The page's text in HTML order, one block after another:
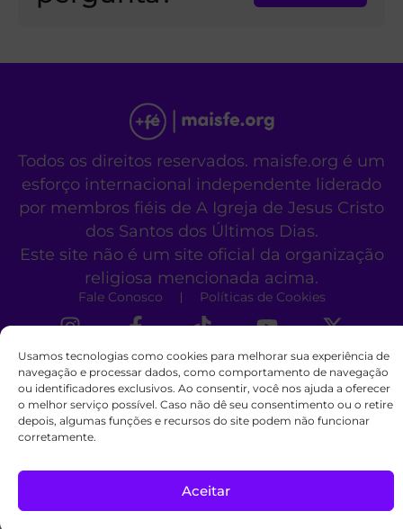
Usamos tecnologias como cookies para melhorar sua experiência de
navegação e processar dados, como comportamento de navegação
ou identificadores exclusivos. Ao consentir, você nos ajuda a oferecer
o melhor serviço possível. Caso não dê seu consentimento ou o retire
depois, algumas funções e recursos do site podem não funcionar
corretamente.
Aceitar
Todos os direitos reservados. maisfe.org é um
esforço internacional independente liderado
por membros fiéis de A Igreja de Jesus Cristo
dos Santos dos Últimos Dias.
Este site não é um site oficial da organização
religiosa mencionada acima.
Fale Conosco Políticas de Cookies